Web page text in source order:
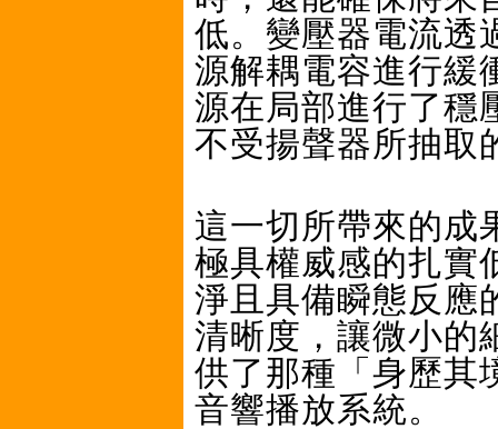
低。變壓器電流透
源解耦電容進行緩
源在局部進行了穩
不受揚聲器所抽取
這一切所帶來的成
極具權威感的扎實
淨且具備瞬態反應
清晰度，讓微小的
供了那種「身歷其
音響播放系統。